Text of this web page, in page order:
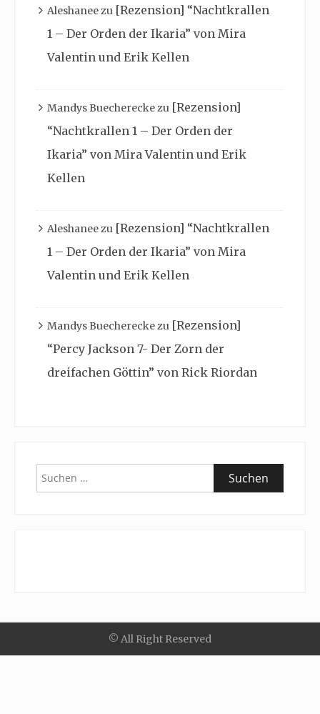
Aleshaneezu [Rezension] “Nachtkrallen
1 – Der Orden der Ikaria” von Mira
Valentin und Erik Kellen
Mandys Buechereckezu [Rezension]
“Nachtkrallen 1 – Der Orden der
Ikaria” von Mira Valentin und Erik
Kellen
Aleshaneezu [Rezension] “Nachtkrallen
1 – Der Orden der Ikaria” von Mira
Valentin und Erik Kellen
Mandys Buechereckezu [Rezension]
“Percy Jackson 7- Der Zorn der
dreifachen Göttin” von Rick Riordan
Suchen
nach:
© All Right Reserved